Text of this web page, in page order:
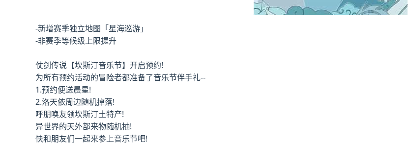
-新增赛季独立地图「星海巡游」
-非赛季等候级上限提升
仗剑传说【坎斯汀音乐节】开启预约!
为所有预约活动的冒险者都准备了音乐节伴手礼--
1.预约便送晨星!
2.洛天依周边随机掉落!
呼朋唤友领坎斯汀土特产!
异世界的天外部来物随机抽!
快和朋友们一起来参上音乐节吧!